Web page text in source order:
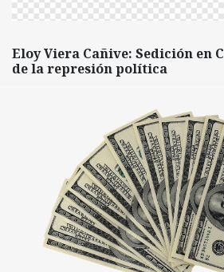
Eloy Viera Cañive: Sedición en
de la represión política